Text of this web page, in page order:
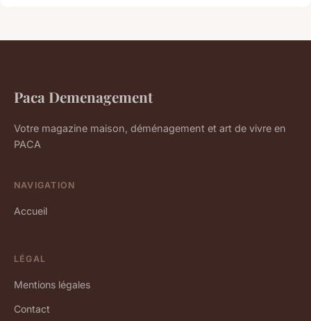
Paca Demenagement
Votre magazine maison, déménagement et art de vivre en
PACA
NAVIGATION
Accueil
LÉGAL
Mentions légales
Contact